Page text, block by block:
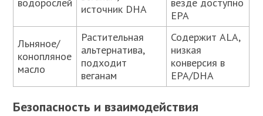
водорослей
источник DHA
везде доступно
EPA
Льняное/
конопляное
масло
Растительная
альтернатива,
подходит
веганам
Содержит ALA,
низкая
конверсия в
EPA/DHA
Безопасность и взаимодействия